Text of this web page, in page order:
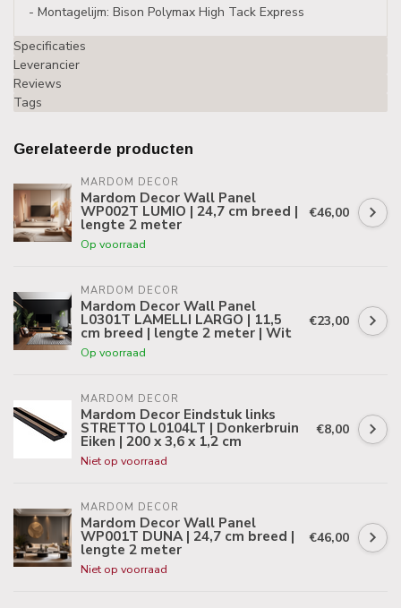
- Montagelijm: Bison Polymax High Tack Express
Specificaties
Leverancier
Reviews
Tags
Gerelateerde producten
MARDOM DECOR
Mardom Decor Wall Panel
WP002T LUMIO | 24,7 cm breed |
lengte 2 meter
Op voorraad
€46,00
MARDOM DECOR
Mardom Decor Wall Panel
L0301T LAMELLI LARGO | 11,5
cm breed | lengte 2 meter | Wit
Op voorraad
€23,00
MARDOM DECOR
Mardom Decor Eindstuk links
STRETTO L0104LT | Donkerbruin
Eiken | 200 x 3,6 x 1,2 cm
Niet op voorraad
€8,00
MARDOM DECOR
Mardom Decor Wall Panel
WP001T DUNA | 24,7 cm breed |
lengte 2 meter
Niet op voorraad
€46,00